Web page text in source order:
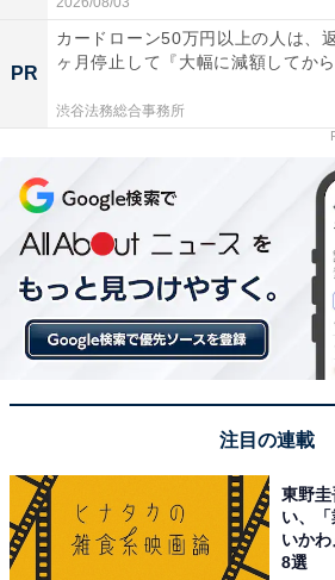
PR
カードローン50万円以上の人は、
ヶ月停止して『大幅に減額してから
渋谷法務総合事務所
注目の連載
東野
い、
いか
8選